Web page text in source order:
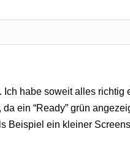
habe soweit alles richtig
ein “Ready” grün
Beispiel ein kleiner